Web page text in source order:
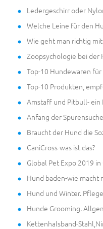
Ledergeschirr oder
Welche Leine für den
Wie geht man richtig
Zoopsychologie bei der
Top-10 Hundewaren für
Top-10 Produkten,
Amstaff und Pitbull- ein
Anfang der Spurensuche
Braucht der Hund die
CaniCross-was ist das?
Global Pet Expo 2019
Hund baden-wie macht
Hund und Winter.
Hunde Grooming.
Kettenhalsband-